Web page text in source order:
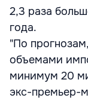
2,3 раза
года.
"По
объемами
минимум 20
экс-премьер-